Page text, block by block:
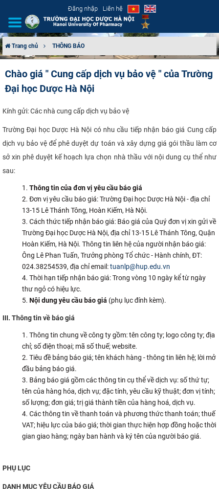
Đăng nhập Liên hệ
CƠ CẤU TỔ CHỨC
TUYỂN SINH
ĐÀO TẠO
ĐẢM BẢO CHẤT LƯỢNG
KHOA HỌC CÔNG NGHỆ
HTQT
CỰU NGƯỜI HỌC
Trang chủ THÔNG BÁO
Chào giá " Cung cấp dịch vụ bảo vệ " của Trường
Đại học Dược Hà Nội
Kính gửi: Các nhà cung cấp dịch vụ bảo vệ
Trường Đại học Dược Hà Nội có nhu cầu tiếp nhận báo giá Cung cấp
dịch vụ bảo vệ để phê duyệt dự toán và xây dựng giá gói thầu làm cơ
sở xin phê duyệt kế hoạch lựa chọn nhà thầu với nội dung cụ thể như
sau:
Thông tin của đơn vị yêu cầu báo giá
Đơn vị yêu cầu báo giá: Trường Đại học Dược Hà Nội - địa chỉ
13-15 Lê Thánh Tông, Hoàn Kiếm, Hà Nội.
Cách thức tiếp nhận báo giá: Báo giá của Quý đơn vị xin gửi về
Trường Đại học Dược Hà Nội, địa chỉ 13-15 Lê Thánh Tông, Quận
Hoàn Kiếm, Hà Nội. Thông tin liên hệ của người nhận báo giá:
Ông Lê Phan Tuấn, Trưởng phòng Tổ chức - Hành chính, ĐT:
024.38254539, địa chỉ email:tuanlp@hup.edu.vn
Thời hạn tiếp nhận báo giá: Trong vòng 10 ngày kể từ ngày
thư ngỏ có hiệu lực.
Nội dung yêu cầu báo giá (phụ lục đính kèm).
III. Thông tin về báo giá
Thông tin chung về công ty gồm: tên công ty; logo công ty; địa
chỉ; số điện thoại; mã số thuế; website.
Tiêu đề bảng báo giá; tên khách hàng - thông tin liên hệ; lời mở
đầu bảng báo giá.
Bảng báo giá gồm các thông tin cụ thể về dịch vụ: số thứ tự;
tên của hàng hóa, dịch vụ; đặc tính, yêu cầu kỹ thuật; đơn vị tính;
số lượng; đơn giá; trị giá thành tiền của hàng hoá, dịch vụ.
Các thông tin về thanh toán và phương thức thanh toán; thuế
VAT; hiệu lực của báo giá; thời gian thực hiện hợp đồng hoặc thời
gian giao hàng; ngày ban hành và ký tên của người báo giá.
PHỤ LỤC
DANH MỤC YÊU CẦU BÁO GIÁ